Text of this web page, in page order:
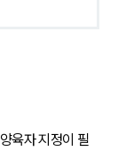
육자 지정이 필